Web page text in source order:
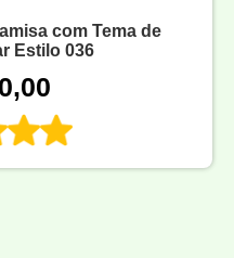
com Tema de
Estilo 036